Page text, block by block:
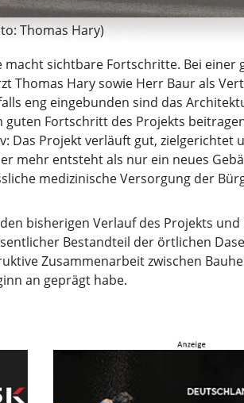
Thomas Hary)
sichtbare Fortschritte. Bei
Thomas Hary sowie Herr Baur als
eng eingebunden sind das
Fortschritt des Projekts
Das Projekt verläuft gut,
mehr entsteht als nur ein neues
medizinische Versorgung der
bisherigen Verlauf des Projekts
Bestandteil der örtlichen
Zusammenarbeit zwischen
an geprägt habe.